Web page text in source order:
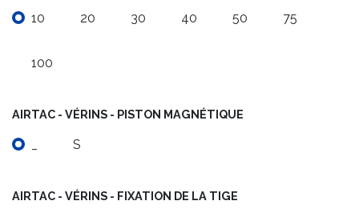
10 20 30 40 50 75
100
AIRTAC - VÉRINS - PISTON MAGNÉTIQUE
S
AIRTAC - VÉRINS - FIXATION DE LA TIGE